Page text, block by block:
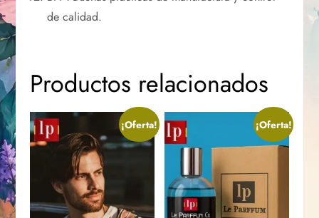
de calidad.
Productos relacionados
¡Oferta! ¡Oferta!